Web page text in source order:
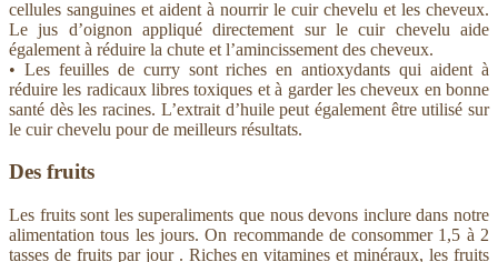
cellules sanguines et aident à nourrir le cuir chevelu et les cheveux.
Le jus d’oignon appliqué directement sur le cuir chevelu aide
également à réduire la chute et l’amincissement des cheveux.
• Les feuilles de curry sont riches en antioxydants qui aident à
réduire les radicaux libres toxiques et à garder les cheveux en bonne
santé dès les racines. L’extrait d’huile peut également être utilisé sur
le cuir chevelu pour de meilleurs résultats.
Des fruits
Les fruits sont les superaliments que nous devons inclure dans notre
alimentation tous les jours. On recommande de consommer 1,5 à 2
tasses de fruits par jour . Riches en vitamines et minéraux, les fruits